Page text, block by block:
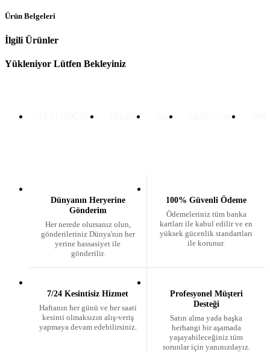
Ürün Belgeleri
İlgili Ürünler
Yükleniyor Lütfen Bekleyiniz
YENİ DOĞAN ERKEK KIZ AKSESUAR
Dünyanın Heryerine
Gönderim
Her nerede olursanız olun,
gönderileriniz Dünya'nın her
yerine hassasiyet ile
gönderilir.
100% Güvenli Ödeme
Ödemeleriniz tüm banka
kartları ile kabul edilir ve en
yüksek gücenlik standartları
ile korunur.
7/24 Kesintisiz Hizmet
Haftanın her günü ve her saati
kesinti olmaksızın alış-veriş
yapmaya devam edebilirsiniz.
Profesyonel Müşteri
Desteği
Satın alma yada başka
herhangi bir aşamada
yaşayabileceğiniz tüm
sorunlar için yanınızdayız.